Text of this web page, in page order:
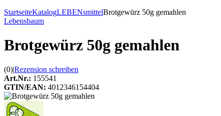
StartseiteKatalogLEBENsmittelBrotgewürz 50g gemahlen
Lebensbaum
Brotgewürz 50g gemahlen
(0)|Rezension schreiben
Art.Nr.: 155541
GTIN/EAN: 4012346154404